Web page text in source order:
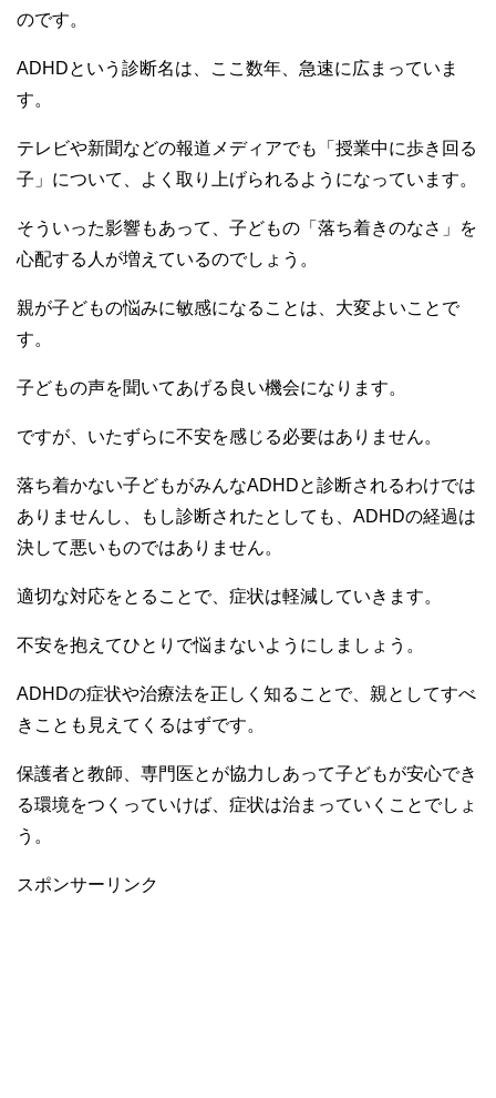
のです。
ADHDという診断名は、ここ数年、急速に広まっていま
す。
テレビや新聞などの報道メディアでも「授業中に歩き回る
子」について、よく取り上げられるようになっています。
そういった影響もあって、子どもの「落ち着きのなさ」を
心配する人が増えているのでしょう。
親が子どもの悩みに敏感になることは、大変よいことで
す。
子どもの声を聞いてあげる良い機会になります。
ですが、いたずらに不安を感じる必要はありません。
落ち着かない子どもがみんなADHDと診断されるわけでは
ありませんし、もし診断されたとしても、ADHDの経過は
決して悪いものではありません。
適切な対応をとることで、症状は軽減していきます。
不安を抱えてひとりで悩まないようにしましょう。
ADHDの症状や治療法を正しく知ることで、親としてすべ
きことも見えてくるはずです。
保護者と教師、専門医とが協力しあって子どもが安心でき
る環境をつくっていけば、症状は治まっていくことでしょ
う。
スポンサーリンク